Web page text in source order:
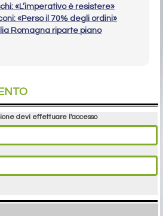
«L’imperativo è resistere»
«Perso il 70% degli ordini»
Romagna riparte piano
devi effettuare l'accesso